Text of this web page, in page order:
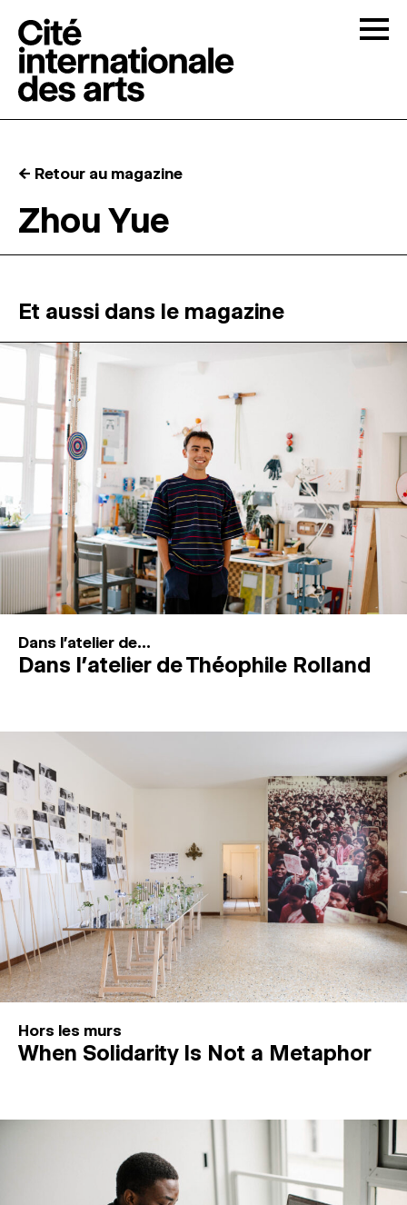
RÉSIDENCES ↓
ATELIERS OUVERTS
PROGRAMMATION
MAGAZINE
ESPACES DE PRATIQUE ARTISTIQUE ↓
Recherche
Connexion
← Retour au magazine
Zhou Yue
Et aussi dans le magazine
Dans l'atelier de...
Dans l’atelier de Théophile Rolland
Hors les murs
When Solidarity Is Not a Metaphor